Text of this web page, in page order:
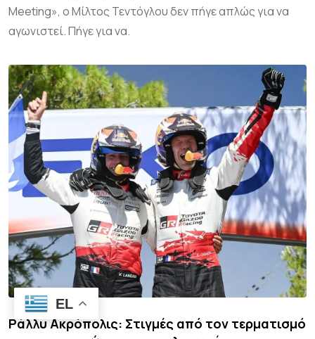
Meeting», ο Μίλτος Τεντόγλου δεν πήγε απλώς για να
αγωνιστεί. Πήγε για να.
Ράλλυ Ακρόπολις: Στιγμές από τον τερματισμό
EL